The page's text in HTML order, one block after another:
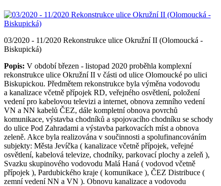
03/2020 - 11/2020 Rekonstrukce ulice Okružní II (Olomoucká -
Biskupická)
Popis: V období březen - listopad 2020 proběhla komplexní
rekonstrukce ulice Okružní II v části od ulice Olomoucké po ulici
Biskupickou. Předmětem rekonstrukce byla výměna vodovodu
a kanalizace včetně přípojek RD, veřejného osvětlení, položení
vedení pro kabelovou televizi a internet, obnova zemního vedení
VN a NN kabelů ČEZ, dále kompletní obnova povrchů
komunikace, výstavba chodníků a spojovacího chodníku se schody
do ulice Pod Zahradami a výstavba parkovacích míst a obnova
zeleně. Akce byla realizována v součinnosti a spolufinancováním
subjekty: Města Jevíčka ( kanalizace včetně přípojek, veřejné
osvětlení, kabelová televize, chodníky, parkovací plochy a zeleň ),
Svazku skupinového vodovodu Malá Haná ( vodovod včetně
přípojek ), Pardubického kraje ( komunikace ), ČEZ Distribuce (
zemní vedení NN a VN ). Obnovu kanalizace a vodovodu